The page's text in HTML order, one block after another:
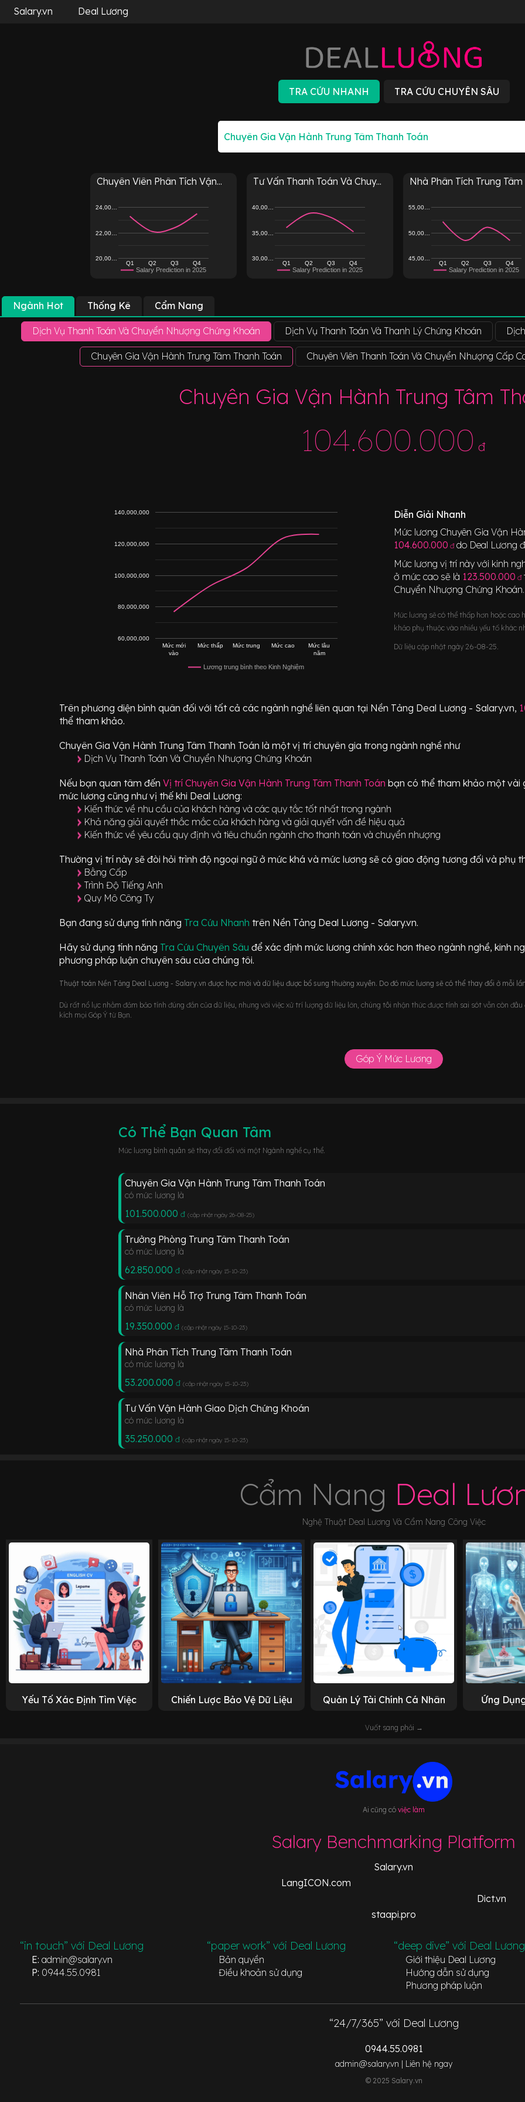
Salary.vn Deal Lương
Chuyên Viên Phân Tích Vận...
Salary Prediction in 2025
Q1 Q2 Q3 Q4
20,00…
22,00…
24,00…
Tư Vấn Thanh Toán Và Chuy...
Salary Prediction in 2025
Q1 Q2 Q3 Q4
30,00…
35,00…
40,00…
Nhà Phân Tích Trung Tâm
Salary Prediction in 2025
Q1 Q2 Q3 Q4
45,00…
50,00…
55,00…
Ngành Hot Thống Kê Cẩm Nang
Dịch Vụ Thanh Toán Và Chuyển Nhượng Chứng Khoán Dịch Vụ Thanh Toán Và Thanh Lý Chứng Khoán
Chuyên Gia Vận Hành Trung Tâm Thanh Toán Chuyên Viên Thanh Toán Và Chuyển Nhượng Cấp
Chuyên Gia Vận Hành Trung Tâm
104.600.000 đ
Lương trung bình theo Kinh Nghiệm
Mức mới
vào
Mức thấp Mức trung Mức cao
Mức lâu
năm
60,000,000
80,000,000
100,000,000
120,000,000
140,000,000
Diễn Giải Nhanh
Mức lương Chuyên Gia Vận
104.600.000 đdo Deal Lương
Mức lương vị trí này với kinh
ở mức cao sẽ là 123.500.000 đ
Chuyển Nhượng Chứng Khoán.
Mức lương sẽ có thể thấp hơn hoặc
khảo phụ thuộc vào nhiều yếu tố khác
Dữ liệu cập nhật ngày 26-08-25.
Trên phương diện bình quân đối với tất cả các ngành nghề liên quan tại Nền Tảng Deal Lương - Salary.vn,
thể tham khảo.
Chuyên Gia Vận Hành Trung Tâm Thanh Toán là một vị trí chuyên gia trong ngành nghề như
Dịch Vụ Thanh Toán Và Chuyển Nhượng Chứng Khoán
Nếu bạn quan tâm đến Vị trí Chuyên Gia Vận Hành Trung Tâm Thanh Toán bạn có thể tham khảo một vài
mức lương cũng như vị thế khi Deal Lương:
Kiến thức về nhu cầu của khách hàng và các quy tắc tốt nhất trong ngành
Khả năng giải quyết thắc mắc của khách hàng và giải quyết vấn đề hiệu quả
Kiến thức về yêu cầu quy định và tiêu chuẩn ngành cho thanh toán và chuyển nhượng
Thường vị trí này sẽ đòi hỏi trình độ ngoại ngữ ở mức khá và mức lương sẽ có giao động tương đối và phụ
Bằng Cấp
Trình Độ Tiếng Anh
Quy Mô Công Ty
Bạn đang sử dụng tính năng Tra Cứu Nhanh trên Nền Tảng Deal Lương - Salary.vn.
Hãy sử dụng tính năng Tra Cứu Chuyên Sâu để xác định mức lương chính xác hơn theo ngành nghề, kinh
phương pháp luận chuyên sâu của chúng tôi.
Thuật toán Nền Tảng Deal Lương - Salary.vn được học mới và dữ liệu được bổ sung thường xuyên. Do đó mức lương sẽ có thể thay đổi ở mỗi
Dù rất nổ lực nhằm đảm bảo tính đúng đắn của dữ liệu, nhưng với việc xử trí lượng dữ liệu lớn, chúng tôi nhận thức được tính sai sót vẫn còn
kích mọi Góp Ý từ Bạn.
Góp Ý Mức Lương
Có Thể Bạn Quan Tâm
Mức lương bình quân sẽ thay đổi đối với một Ngành nghề cụ thể.
Chuyên Gia Vận Hành Trung Tâm Thanh Toán
có mức lương là
101.500.000 đ (cập nhật ngày 26-08-25)
Trưởng Phòng Trung Tâm Thanh Toán
có mức lương là
62.850.000 đ (cập nhật ngày 15-10-23)
Nhân Viên Hỗ Trợ Trung Tâm Thanh Toán
có mức lương là
19.350.000 đ (cập nhật ngày 15-10-23)
Nhà Phân Tích Trung Tâm Thanh Toán
có mức lương là
53.200.000 đ (cập nhật ngày 15-10-23)
Tư Vấn Vận Hành Giao Dịch Chứng Khoán
có mức lương là
35.250.000 đ (cập nhật ngày 15-10-23)
Cẩm Nang Deal
Nghệ Thuật Deal Lương Và Cẩm Nang Công Việc
Yếu Tố Xác Định Tìm Việc Chiến Lược Bảo Vệ Dữ Liệu Quản Lý Tài Chính Cá Nhân Ứng
Vuốt sang phải →
Ai cũng cóviệc làm
Salary Benchmarking Platform
Salary.vn
LangICON.com
Dict.vn
staapi.pro
“in touch” với Deal Lương
E: admin@salary.vn
P: 0944.55.0981
“paper work” với Deal Lương
Bản quyền
Điều khoản sử dụng
“deep dive” với Deal Lương
Giới thiệu Deal Lương
Hướng dẫn sử dụng
Phương pháp luận
“24/7/365” với Deal Lương
0944.55.0981
admin@salary.vn | Liên hệ ngay
© 2025 Salary.vn